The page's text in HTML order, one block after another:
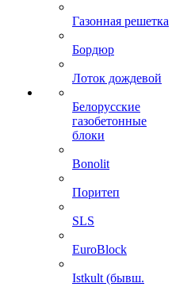
Газонная решетка
Бордюр
Лоток дождевой
Белорусские
газобетонные
блоки
Bonolit
Поритеп
SLS
EuroBlock
Istkult (бывш.